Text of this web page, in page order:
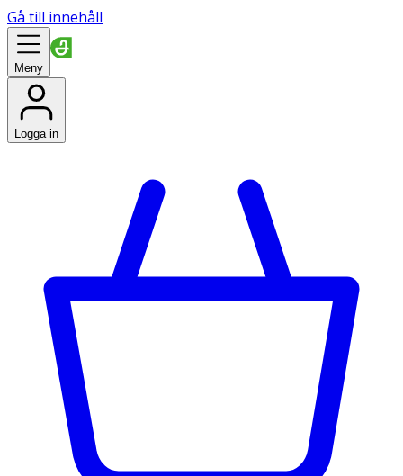
Gå till innehåll
Meny
Logga in